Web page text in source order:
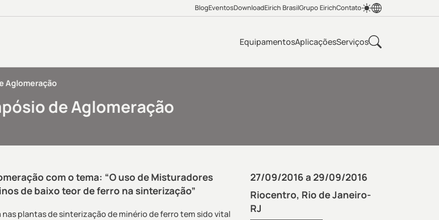
BlogEventosDownloadEirich BrasilGrupo EirichContato
EquipamentosAplicaçõesServiços
Aglomeração
de Aglomeração
com o tema: “O uso de Misturadores
de baixo teor de ferro na sinterização”
plantas de sinterização de minério de ferro tem sido vital
27/09/2016 a 29/09/2016
Riocentro, Rio de Janeiro-
RJ